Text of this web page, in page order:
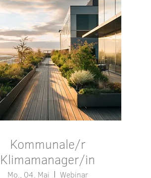
Kommunale/r
Klimamanager/in
Mo., 04. Mai
Webinar